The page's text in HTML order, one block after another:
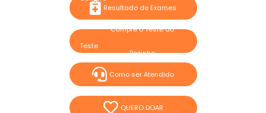
Resultado de Exames
Compre o Teste do
Pezinho
Como ser Atendido
QUERO DOAR